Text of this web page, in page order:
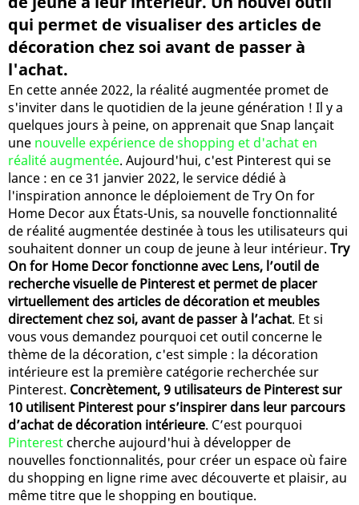
qui permet de visualiser des articles de
décoration chez soi avant de passer à
l'achat.
En cette année 2022, la réalité augmentée promet de
s'inviter dans le quotidien de la jeune génération ! Il y a
quelques jours à peine, on apprenait que Snap lançait
une nouvelle expérience de shopping et d'achat en
réalité augmentée. Aujourd'hui, c'est Pinterest qui se
lance : en ce 31 janvier 2022, le service dédié à
l'inspiration annonce le déploiement de Try On for
Home Decor aux États-Unis, sa nouvelle fonctionnalité
de réalité augmentée destinée à tous les utilisateurs qui
souhaitent donner un coup de jeune à leur intérieur. Try
On for Home Decor fonctionne avec Lens, l’outil de
recherche visuelle de Pinterest et permet de placer
virtuellement des articles de décoration et meubles
directement chez soi, avant de passer à l’achat. Et si
vous vous demandez pourquoi cet outil concerne le
thème de la décoration, c'est simple : la décoration
intérieure est la première catégorie recherchée sur
Pinterest. Concrètement, 9 utilisateurs de Pinterest sur
10 utilisent Pinterest pour s’inspirer dans leur parcours
d’achat de décoration intérieure. C’est pourquoi
Pinterestcherche aujourd'hui à développer de
nouvelles fonctionnalités, pour créer un espace où faire
du shopping en ligne rime avec découverte et plaisir, au
même titre que le shopping en boutique.